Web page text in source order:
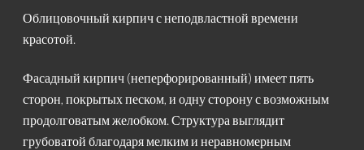
Облицовочный кирпич с неподвластной времени
красотой.
Фасадный кирпич (неперфорированный) имеет пять
сторон, покрытых песком, и одну сторону с возможным
продолговатым желобком. Структура выглядит
грубоватой благодаря мелким и неравномерным